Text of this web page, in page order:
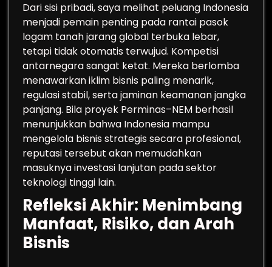
Dari sisi pribadi, saya melihat peluang Indonesia
menjadi pemain penting pada rantai pasok
logam tanah jarang global terbuka lebar,
tetapi tidak otomatis terwujud. Kompetisi
antarnegara sangat ketat. Mereka berlomba
menawarkan iklim bisnis paling menarik,
regulasi stabil, serta jaminan keamanan jangka
panjang. Bila proyek Perminas–NEM berhasil
menunjukkan bahwa Indonesia mampu
mengelola bisnis strategis secara profesional,
reputasi tersebut akan memudahkan
masuknya investasi lanjutan pada sektor
teknologi tinggi lain.
Refleksi Akhir: Menimbang
Manfaat, Risiko, dan Arah
Bisnis